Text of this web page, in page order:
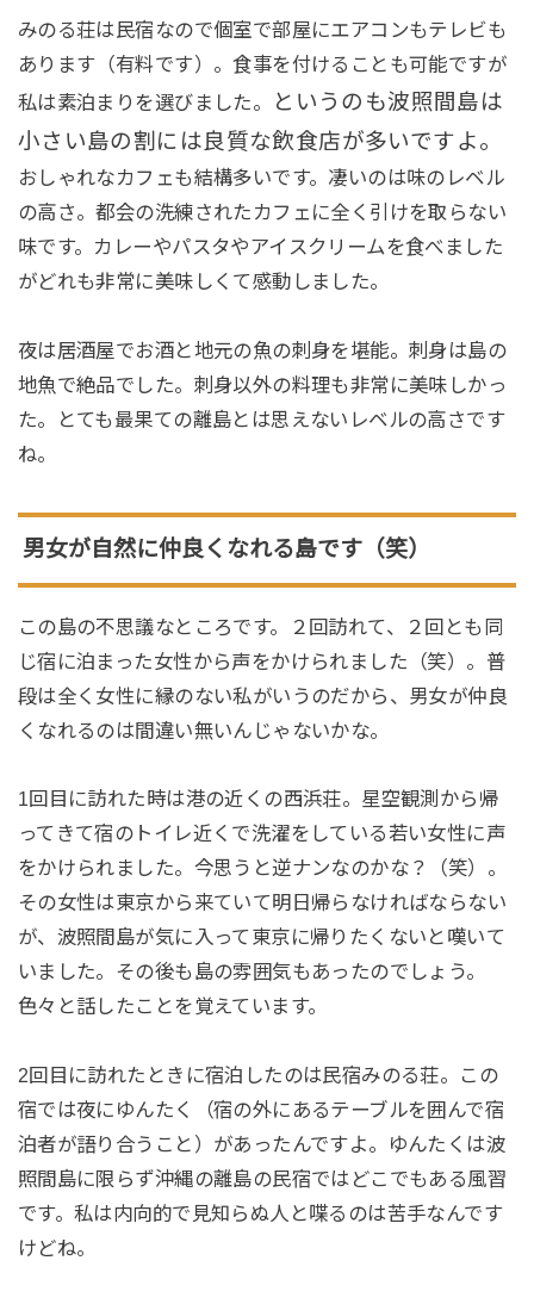
みのる荘は民宿なので個室で部屋にエアコンもテレビも
あります（有料です）。食事を付けることも可能ですが
私は素泊まりを選びました。
というのも波照間島は
小さい島の割には良質な飲食店が多いですよ。
おしゃれなカフェも結構多いです。凄いのは味のレベル
の高さ。都会の洗練されたカフェに全く引けを取らない
味です。カレーやパスタやアイスクリームを食べました
がどれも非常に美味しくて感動しました。
夜は居酒屋でお酒と地元の魚の刺身を堪能。刺身は島の
地魚で絶品でした。刺身以外の料理も非常に美味しかっ
た。とても最果ての離島とは思えないレベルの高さです
ね。
男女が自然に仲良くなれる島です（笑）
この島の不思議なところです。２回訪れて、２回とも同
じ宿に泊まった女性から声をかけられました（笑）。普
段は全く女性に縁のない私がいうのだから、男女が仲良
くなれるのは間違い無いんじゃないかな。
1回目に訪れた時は港の近くの西浜荘。星空観測から帰
ってきて宿のトイレ近くで洗濯をしている若い女性に声
をかけられました。今思うと逆ナンなのかな？（笑）。
その女性は東京から来ていて明日帰らなければならない
が、波照間島が気に入って東京に帰りたくないと嘆いて
いました。その後も島の雰囲気もあったのでしょう。
色々と話したことを覚えています。
2回目に訪れたときに宿泊したのは民宿みのる荘。この
宿では夜にゆんたく（宿の外にあるテーブルを囲んで宿
泊者が語り合うこと）があったんですよ。ゆんたくは波
照間島に限らず沖縄の離島の民宿ではどこでもある風習
です。私は内向的で見知らぬ人と喋るのは苦手なんです
けどね。